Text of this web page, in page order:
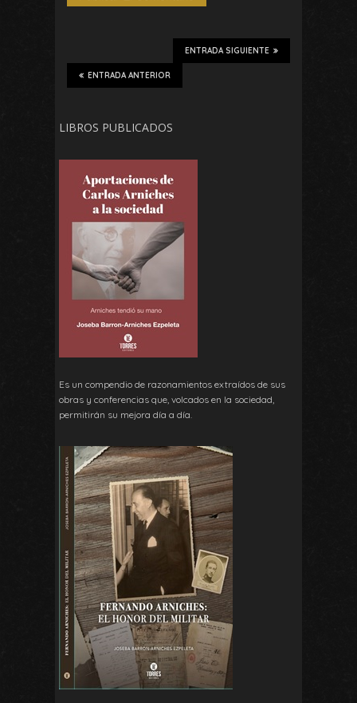
ENTRADA SIGUIENTE
ENTRADA ANTERIOR
LIBROS PUBLICADOS
Es un compendio de razonamientos extraídos de sus
obras y conferencias que, volcados en la sociedad,
permitirán su mejora día a día.